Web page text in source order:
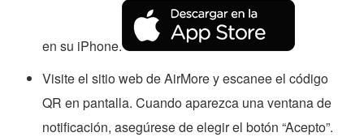
en su iPhone.
Visite el sitio web de AirMore y escanee el código
QR en pantalla. Cuando aparezca una ventana de
notificación, asegúrese de elegir el botón “Acepto”.